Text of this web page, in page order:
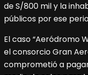
de S/800 mil y la
públicos por ese
El caso “Aeródromo
el consorcio Gran
comprometió a